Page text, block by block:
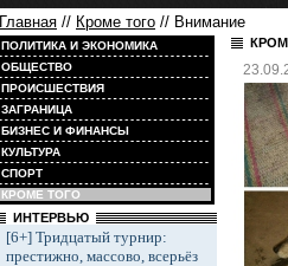
Главная // Кроме того // Внимание
ПОЛИТИКА И ЭКОНОМИКА
ОБЩЕСТВО
ПРОИСШЕСТВИЯ
ЗАГРАНИЦА
БИЗНЕС И ФИНАНСЫ
КУЛЬТУРА
СПОРТ
КРОМЕ ТОГО
ИНТЕРВЬЮ
[6+] Тридцатый турнир:
престижно, массово, всерьёз